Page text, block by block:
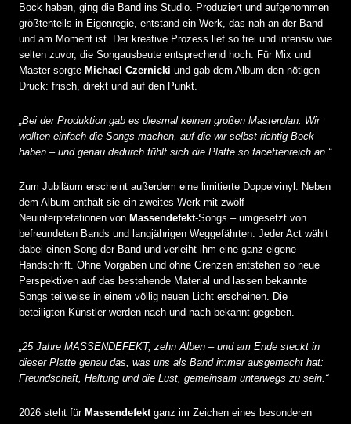
Bock haben, ging die Band ins Studio. Produziert und aufgenommen
größtenteils in Eigenregie, entstand ein Werk, das nah an der Band
und am Moment ist. Der kreative Prozess lief so frei und intensiv wie
selten zuvor, die Songausbeute entsprechend hoch. Für Mix und
Master sorgte Michael Czernicki und gab dem Album den nötigen
Druck: frisch, direkt und auf den Punkt.
„Bei der Produktion gab es diesmal keinen großen Masterplan. Wir
wollten einfach die Songs machen, auf die wir selbst richtig Bock
haben – und genau dadurch fühlt sich die Platte so facettenreich an.“
Zum Jubiläum erscheint außerdem eine limitierte Doppelvinyl: Neben
dem Album enthält sie ein zweites Werk mit zwölf
Neuinterpretationen von Massendefekt-Songs – umgesetzt von
befreundeten Bands und langjährigen Weggefährten. Jeder Act wählt
dabei einen Song der Band und verleiht ihm eine ganz eigene
Handschrift. Ohne Vorgaben und ohne Grenzen entstehen so neue
Perspektiven auf das bestehende Material und lassen bekannte
Songs teilweise in einem völlig neuen Licht erscheinen. Die
beteiligten Künstler werden nach und nach bekannt gegeben.
„25 Jahre MASSENDEFEKT, zehn Alben – und am Ende steckt in
dieser Platte genau das, was uns als Band immer ausgemacht hat:
Freundschaft, Haltung und die Lust, gemeinsam unterwegs zu sein.“
2026 steht für Massendefektganz im Zeichen eines besonderen